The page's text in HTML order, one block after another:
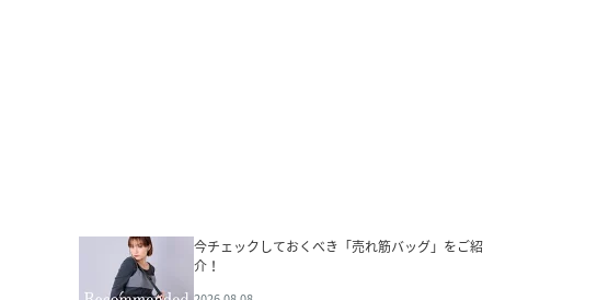
今チェックしておくべき「売れ筋バッグ」をご紹
介！